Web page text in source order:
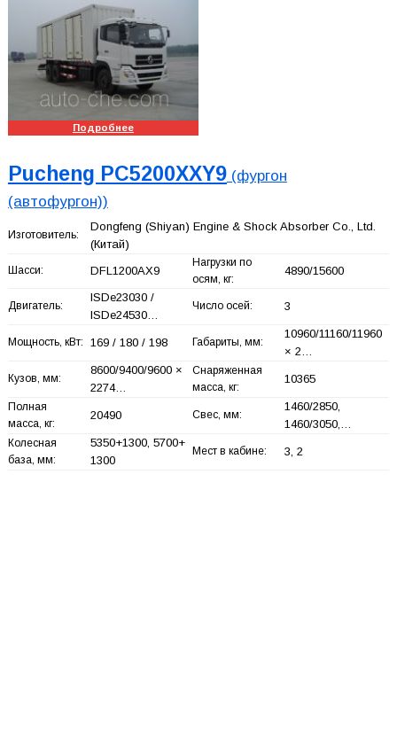
Подробнее
Pucheng PC5200XXY9(фургон
(автофургон))
Изготовитель:
Dongfeng (Shiyan) Engine & Shock Absorber Co., Ltd.
(Китай)
Шасси: DFL1200AX9
Нагрузки по
осям, кг:
4890/15600
Двигатель:
ISDe23030 /
ISDe24530…
Число осей: 3
Мощность, кВт: 169 / 180 / 198 Габариты, мм:
10960/11160/11960
× 2…
Кузов, мм:
8600/9400/9600 ×
2274…
Снаряженная
масса, кг:
10365
Полная
масса, кг:
20490 Свес, мм:
1460/2850,
1460/3050,…
Колесная
база, мм:
5350+1300, 5700+
1300
Мест в кабине: 3, 2